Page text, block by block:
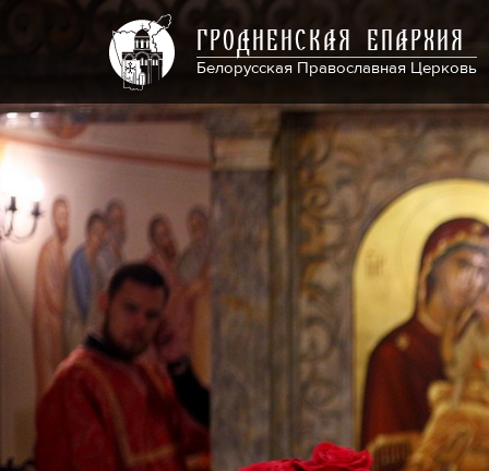
ГРОДНЕНСКАЯ ЕПАРХИЯ
Белорусская Православная Церковь